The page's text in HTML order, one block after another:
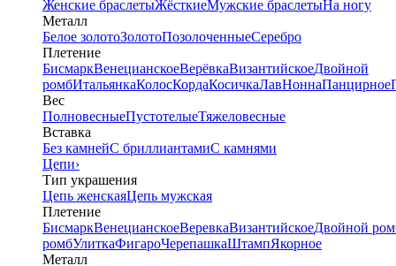
Женские браслетыЖёсткиеМужские браслетыНа ногу
Металл
Белое золотоЗолотоПозолоченныеСеребро
Плетение
БисмаркВенецианскоеВерёвкаВизантийскоеДвойной
ромбИтальянкаКолосКордаКосичкаЛавНоннаПанцирное
Вес
ПолновесныеПустотелыеТяжеловесные
Вставка
Без камнейС бриллиантамиС камнями
Цепи›
Тип украшения
Цепь женскаяЦепь мужская
Плетение
БисмаркВенецианскоеВеревкаВизантийскоеДвойной
ромбУлиткаФигароЧерепашкаШтампЯкорное
Металл